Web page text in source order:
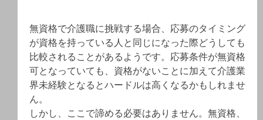
無資格で介護職に挑戦する場合、応募のタイミング
が資格を持っている人と同じになった際どうしても
比較されることがあるようです。応募条件が無資格
可となっていても、資格がないことに加えて介護業
界未経験となるとハードルは高くなるかもしれませ
ん。
しかし、ここで諦める必要はありません。無資格、